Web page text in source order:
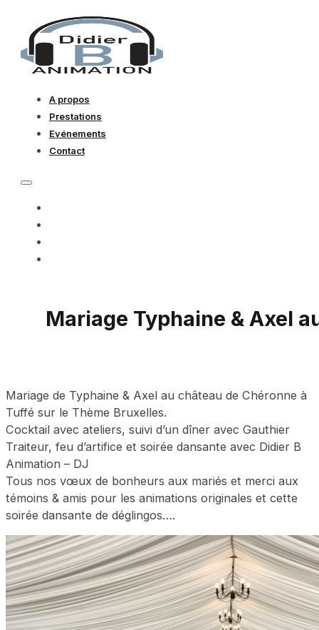
A propos
Prestations
Evénements
Contact
Mariage Typhaine & Axel
Mariage de Typhaine & Axel au château de Chéronne à
Tuffé sur le Thème Bruxelles.
Cocktail avec ateliers, suivi d’un dîner avec Gauthier
Traiteur, feu d’artifice et soirée dansante avec Didier B
Animation – DJ
Tous nos vœux de bonheurs aux mariés et merci aux
témoins & amis pour les animations originales et cette
soirée dansante de déglingos….